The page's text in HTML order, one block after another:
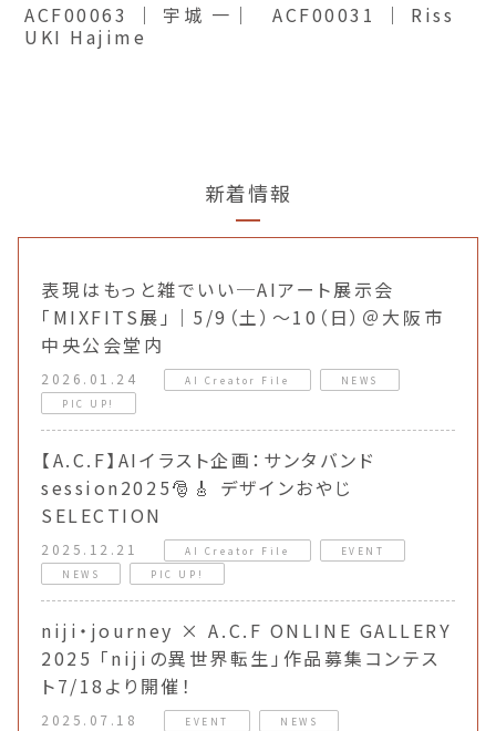
ACF00063 ｜ 宇城 一｜
UKI Hajime
ACF00031 ｜ Riss
新着情報
表現はもっと雑でいい─AIアート展示会
「MIXFITS展」｜5/9（土）〜10（日）＠大阪市
中央公会堂内
2026.01.24 AI Creator File
NEWS
PIC UP!
【A.C.F】AIイラスト企画：サンタバンド
session2025🎅🎸 デザインおやじ
SELECTION
2025.12.21 AI Creator File
EVENT
NEWS
PIC UP!
niji・journey × A.C.F ONLINE GALLERY
2025 「nijiの異世界転生」作品募集コンテス
ト7/18より開催！
2025.07.18 EVENT NEWS